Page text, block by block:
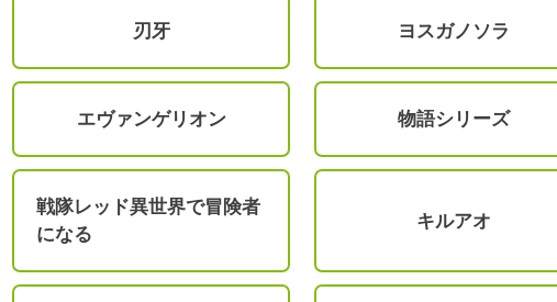
刃牙 ヨスガノソラ
エヴァンゲリオン 物語シリーズ
戦隊レッド異世界で冒険者
になる
キルアオ